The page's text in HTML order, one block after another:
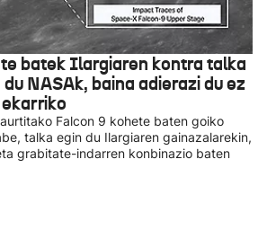
batek Ilargiaren kontra talka
NASAk, baina adierazi du ez
Falcon 9 kohete baten goiko
talka egin du Ilargiaren gainazalarekin,
grabitate-indarren konbinazio baten